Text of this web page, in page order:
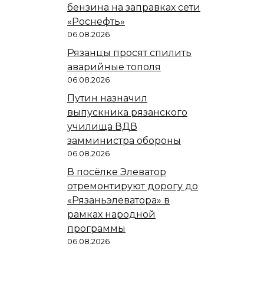
бензина на заправках сети
«Роснефть»
06.08.2026
Рязанцы просят спилить
аварийные тополя
06.08.2026
Путин назначил
выпускника рязанского
училища ВДВ
замминистра обороны
06.08.2026
В посёлке Элеватор
отремонтируют дорогу до
«Рязаньэлеватора» в
рамках народной
программы
06.08.2026